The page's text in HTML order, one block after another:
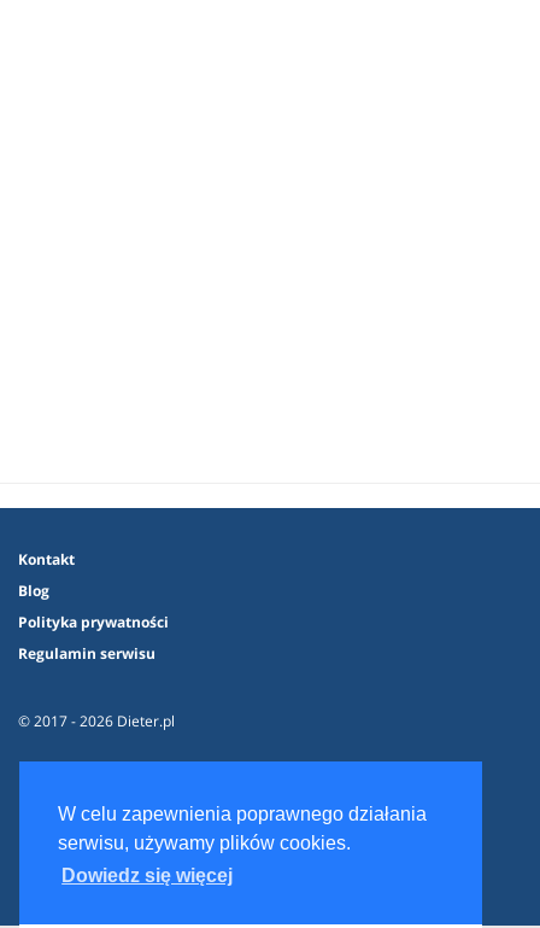
W celu zapewnienia poprawnego działania
serwisu, używamy plików cookies.
Dowiedz się więcej
Kontakt
Blog
Polityka prywatności
Regulamin serwisu
© 2017 - 2026 Dieter.pl